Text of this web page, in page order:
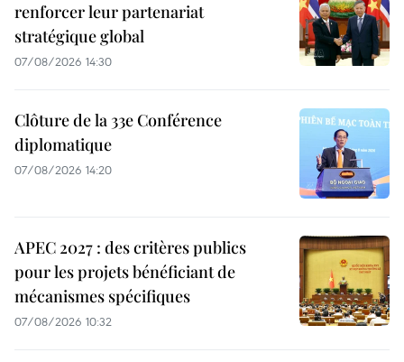
renforcer leur partenariat
stratégique global
07/08/2026 14:30
Clôture de la 33e Conférence
diplomatique
07/08/2026 14:20
APEC 2027 : des critères publics
pour les projets bénéficiant de
mécanismes spécifiques
07/08/2026 10:32